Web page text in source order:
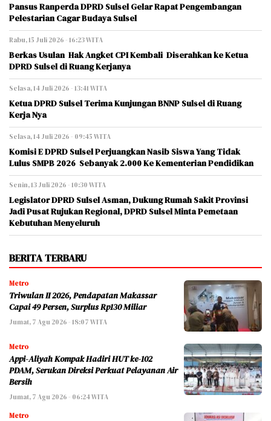
Pansus Ranperda DPRD Sulsel Gelar Rapat Pengembangan
Pelestarian Cagar Budaya Sulsel
Rabu, 15 Juli 2026 - 16:23 WITA
Berkas Usulan Hak Angket CPI Kembali Diserahkan ke Ketua
DPRD Sulsel di Ruang Kerjanya
Selasa, 14 Juli 2026 - 13:41 WITA
Ketua DPRD Sulsel Terima Kunjungan BNNP Sulsel di Ruang
Kerja Nya
Selasa, 14 Juli 2026 - 09:45 WITA
Komisi E DPRD Sulsel Perjuangkan Nasib Siswa Yang Tidak
Lulus SMPB 2026 Sebanyak 2.000 Ke Kementerian Pendidikan
Senin, 13 Juli 2026 - 10:30 WITA
Legislator DPRD Sulsel Asman, Dukung Rumah Sakit Provinsi
Jadi Pusat Rujukan Regional, DPRD Sulsel Minta Pemetaan
Kebutuhan Menyeluruh
BERITA TERBARU
Metro
Triwulan II 2026, Pendapatan Makassar
Capai 49 Persen, Surplus Rp130 Miliar
Jumat, 7 Agu 2026 - 18:07 WITA
Metro
Appi-Aliyah Kompak Hadiri HUT ke-102
PDAM, Serukan Direksi Perkuat Pelayanan Air
Bersih
Jumat, 7 Agu 2026 - 06:24 WITA
Metro